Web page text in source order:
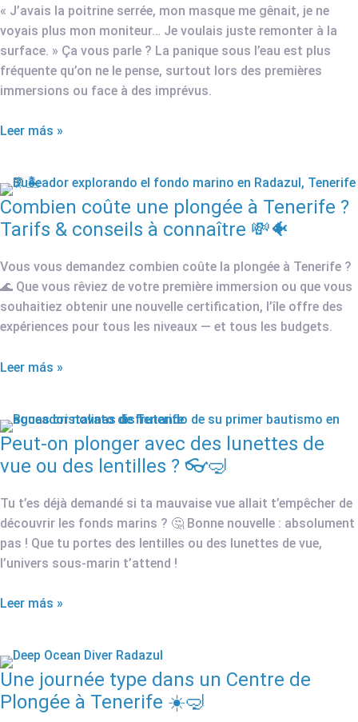
« J’avais la poitrine serrée, mon masque me gênait, je ne
voyais plus mon moniteur… Je voulais juste remonter à la
surface. » Ça vous parle ? La panique sous l’eau est plus
fréquente qu’on ne le pense, surtout lors des premières
immersions ou face à des imprévus.
Leer más »
Combien coûte une plongée à Tenerife ?
Tarifs & conseils à connaître 💸🐠
Vous vous demandez combien coûte la plongée à Tenerife ?
🌊 Que vous rêviez de votre première immersion ou que vous
souhaitiez obtenir une nouvelle certification, l’île offre des
expériences pour tous les niveaux — et tous les budgets.
Leer más »
Peut-on plonger avec des lunettes de
vue ou des lentilles ? 👓🤿
Tu t’es déjà demandé si ta mauvaise vue allait t’empêcher de
découvrir les fonds marins ? 🤔 Bonne nouvelle : absolument
pas ! Que tu portes des lentilles ou des lunettes de vue,
l’univers sous-marin t’attend !
Leer más »
Une journée type dans un Centre de
Plongée à Tenerife ☀️🤿